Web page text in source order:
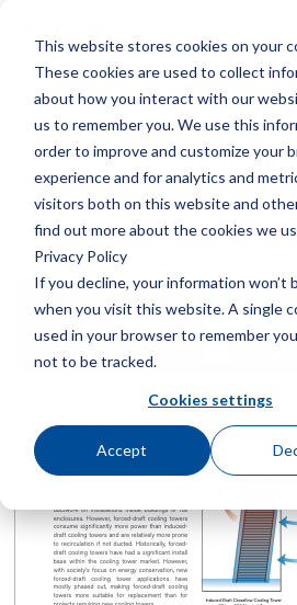
This website stores cookies on your
These cookies are used to collect
about how you interact with our
us to remember you. We use this
order to improve and customize your
experience and for analytics and
visitors both on this website and
find out more about the cookies we
Privacy Policy
If you decline, your information won’t
when you visit this website. A single
used in your browser to remember
not to be tracked.
Cookies settings
Accept
Torri di
indotto e a
Inizio / Biblioteca /Torri di
e a tiraggio forzato